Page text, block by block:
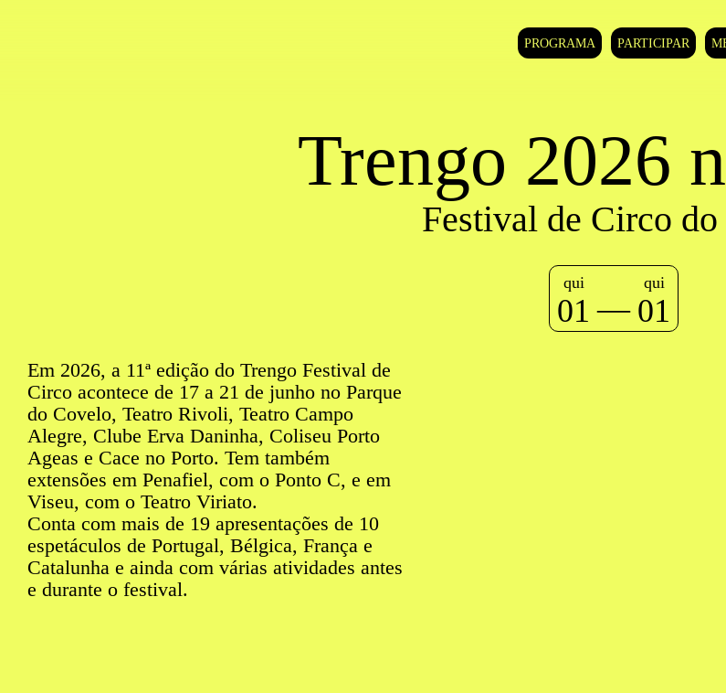
PROGRAMA PARTICIPAR
Trengo 2026
Festival de Circo do
qui
01 —
qui
01
Em 2026, a 11ª edição do Trengo Festival de
Circo acontece de 17 a 21 de junho no Parque
do Covelo, Teatro Rivoli, Teatro Campo
Alegre, Clube Erva Daninha, Coliseu Porto
Ageas e Cace no Porto. Tem também
extensões em Penafiel, com o Ponto C, e em
Viseu, com o Teatro Viriato.
Conta com mais de 19 apresentações de 10
espetáculos de Portugal, Bélgica, França e
Catalunha e ainda com várias atividades antes
e durante o festival.